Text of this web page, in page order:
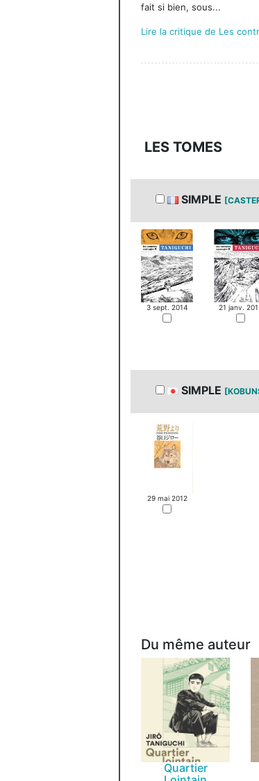
fait si bien, sous...
Lire la critique de Les
LES TOMES
SIMPLE
3 sept. 2014 21 janv.
SIMPLE
29 mai 2012
Du même auteur
Quartier